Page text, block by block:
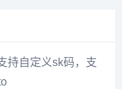
持自定义sk码，支